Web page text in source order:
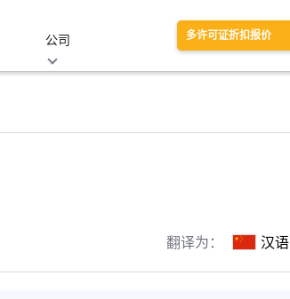
公司 多许可证折扣报价
翻译为： 汉语